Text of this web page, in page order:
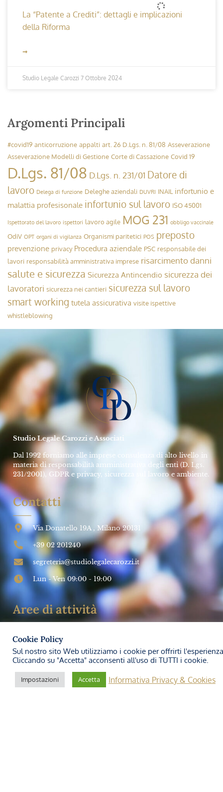
La “Patente a Crediti”: dettagli e implicazioni
della Riforma
➞
Studio Legale Carozzi 7 Ottobre 2024
➞
Studio Legale Carozzi30 Settembre 2024
➞
Avv. Rolando Dubini17 Settembre 2024
MODELLO 231, ODV E COMPLIANCE AZIENDALE
La Responsabilità Penale dell’OdV 231
➞
Avv. Rolando Dubini10 Maggio 2024
Impresa futura: Come investire sulla
PREVENZIONE
➞
Cookie Policy
Sul nostro sito Web utilizziamo i cookie per offrirti
Cliccando su "Accetta" acconsenti all'uso di TUTTI i cookie.
Informativa Privacy & Cookies